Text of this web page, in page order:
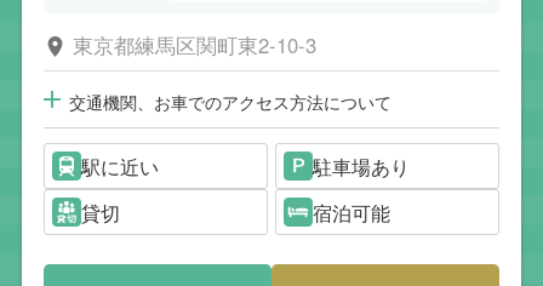
東京都練馬区関町東2-10-3
交通機関、お車でのアクセス方法について
駅に近い
駐車場あり
貸切
宿泊可能